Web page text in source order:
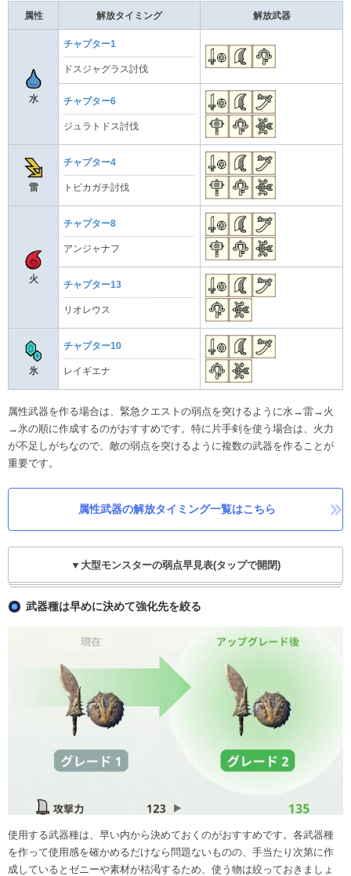
属性 解放タイミング 解放武器
水
チャプター1
ドスジャグラス討伐
チャプター6
ジュラトドス討伐
雷
チャプター4
トビカガチ討伐
火
チャプター8
アンジャナフ
チャプター13
リオレウス
氷
チャプター10
レイギエナ
属性武器を作る場合は、緊急クエストの弱点を突けるように水→雷→火
→氷の順に作成するのがおすすめです。特に片手剣を使う場合は、火力
が不足しがちなので、敵の弱点を突けるように複数の武器を作ることが
重要です。
属性武器の解放タイミング一覧はこちら
▼大型モンスターの弱点早見表(タップで開閉)
武器種は早めに決めて強化先を絞る
使用する武器種は、早い内から決めておくのがおすすめです。各武器種
を作って使用感を確かめるだけなら問題ないものの、手当たり次第に作
成しているとゼニーや素材が枯渇するため、使う物は絞っておきましょ